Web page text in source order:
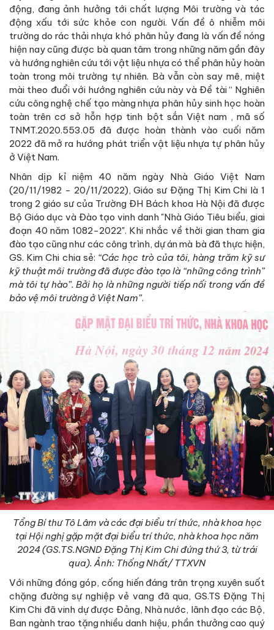
động, đang ảnh hưởng tới chất lượng Môi trường và tác
động xấu tới sức khỏe con người. Vấn đề ô nhiễm môi
trường do rác thải nhựa khó phân hủy đang là vấn đề nóng
hiện nay cũng được bà quan tâm trong những năm gần đây
và hướng nghiên cứu tới vật liệu nhựa có thể phân hủy hoàn
toàn trong môi trường tự nhiên. Bà vẫn còn say mê, miệt
mài theo đuổi với hướng nghiên cứu này và Đề tài “ Nghiên
cứu công nghệ chế tạo màng nhựa phân hủy sinh học hoàn
toàn trên cơ sở hỗn hợp tinh bột sắn Việt nam , mã số
TNMT.2020.553.05 đã được hoàn thành vào cuối năm
2022 đã mở ra hướng phát triển vật liệu nhựa tự phân hủy
ở Việt Nam.
Nhân dịp kỉ niệm 40 năm ngày Nhà Giáo Việt Nam
(20/11/1982 - 20/11/2022), Giáo sư Đặng Thị Kim Chi là 1
trong 2 giáo sư của Trường ĐH Bách khoa Hà Nội đã được
Bộ Giáo dục và Đào tạo vinh danh "Nhà Giáo Tiêu biểu, giai
đoạn 40 năm 1082-2022". Khi nhắc về thời gian tham gia
đào tạo cũng như các công trình, dự án mà bà đã thực hiện,
GS. Kim Chi chia sẻ: “Các học trò của tôi, hàng trăm kỹ sư
kỹ thuật môi trường đã được đào tạo là “những công trình”
mà tôi tự hào”. Bởi họ là những người tiếp nối trong vấn đề
bảo vệ môi trường ở Việt Nam”.
Tổng Bí thư Tô Lâm và các đại biểu trí thức, nhà khoa học
tại Hội nghị gặp mặt đại biểu trí thức, nhà khoa học năm
2024 (GS.TS.NGND Đặng Thị Kim Chi đứng thứ 3, từ trái
qua). Ảnh: Thống Nhất/ TTXVN
Với những đóng góp, cống hiến đáng trân trọng xuyên suốt
chặng đường sự nghiệp vẻ vang đã qua, GS.TS Đặng Thị
Kim Chi đã vinh dự được Đảng, Nhà nước, lãnh đạo các Bộ,
Ban ngành trao tặng nhiều danh hiệu, phần thưởng cao quý